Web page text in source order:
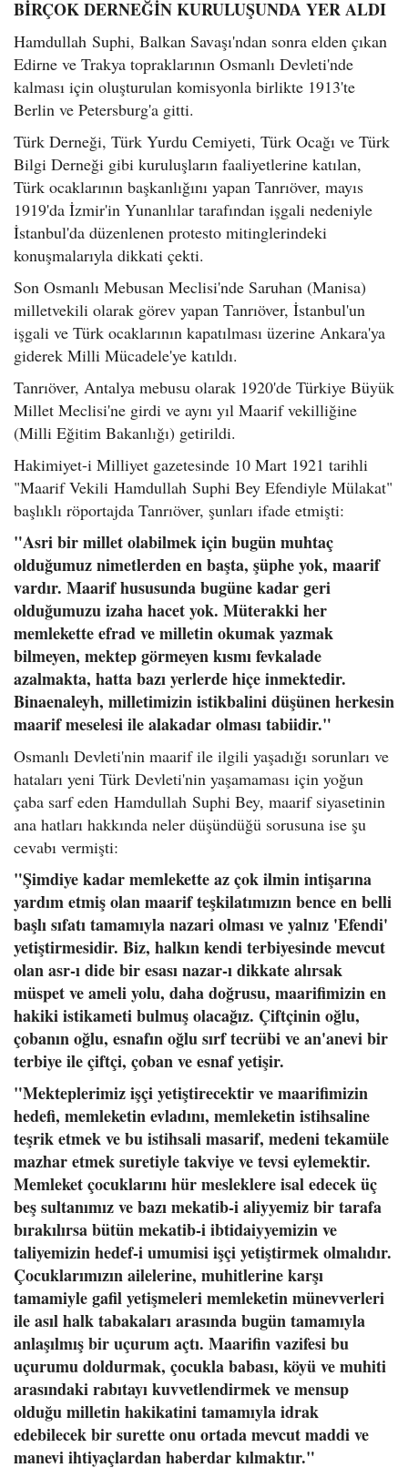
BİRÇOK DERNEĞİN KURULUŞUNDA YER ALDI
Hamdullah Suphi, Balkan Savaşı'ndan sonra elden çıkan
Edirne ve Trakya topraklarının Osmanlı Devleti'nde
kalması için oluşturulan komisyonla birlikte 1913'te
Berlin ve Petersburg'a gitti.
Türk Derneği, Türk Yurdu Cemiyeti, Türk Ocağı ve Türk
Bilgi Derneği gibi kuruluşların faaliyetlerine katılan,
Türk ocaklarının başkanlığını yapan Tanrıöver, mayıs
1919'da İzmir'in Yunanlılar tarafından işgali nedeniyle
İstanbul'da düzenlenen protesto mitinglerindeki
konuşmalarıyla dikkati çekti.
Son Osmanlı Mebusan Meclisi'nde Saruhan (Manisa)
milletvekili olarak görev yapan Tanrıöver, İstanbul'un
işgali ve Türk ocaklarının kapatılması üzerine Ankara'ya
giderek Milli Mücadele'ye katıldı.
Tanrıöver, Antalya mebusu olarak 1920'de Türkiye Büyük
Millet Meclisi'ne girdi ve aynı yıl Maarif vekilliğine
(Milli Eğitim Bakanlığı) getirildi.
Hakimiyet-i Milliyet gazetesinde 10 Mart 1921 tarihli
"Maarif Vekili Hamdullah Suphi Bey Efendiyle Mülakat"
başlıklı röportajda Tanrıöver, şunları ifade etmişti:
"Asri bir millet olabilmek için bugün muhtaç
olduğumuz nimetlerden en başta, şüphe yok, maarif
vardır. Maarif hususunda bugüne kadar geri
olduğumuzu izaha hacet yok. Müterakki her
memlekette efrad ve milletin okumak yazmak
bilmeyen, mektep görmeyen kısmı fevkalade
azalmakta, hatta bazı yerlerde hiçe inmektedir.
Binaenaleyh, milletimizin istikbalini düşünen herkesin
maarif meselesi ile alakadar olması tabiidir."
Osmanlı Devleti'nin maarif ile ilgili yaşadığı sorunları ve
hataları yeni Türk Devleti'nin yaşamaması için yoğun
çaba sarf eden Hamdullah Suphi Bey, maarif siyasetinin
ana hatları hakkında neler düşündüğü sorusuna ise şu
cevabı vermişti:
"Şimdiye kadar memlekette az çok ilmin intişarına
yardım etmiş olan maarif teşkilatımızın bence en belli
başlı sıfatı tamamıyla nazari olması ve yalnız 'Efendi'
yetiştirmesidir. Biz, halkın kendi terbiyesinde mevcut
olan asr-ı dide bir esası nazar-ı dikkate alırsak
müspet ve ameli yolu, daha doğrusu, maarifimizin en
hakiki istikameti bulmuş olacağız. Çiftçinin oğlu,
çobanın oğlu, esnafın oğlu sırf tecrübi ve an'anevi bir
terbiye ile çiftçi, çoban ve esnaf yetişir.
"Mekteplerimiz işçi yetiştirecektir ve maarifimizin
hedefi, memleketin evladını, memleketin istihsaline
teşrik etmek ve bu istihsali masarif, medeni tekamüle
mazhar etmek suretiyle takviye ve tevsi eylemektir.
Memleket çocuklarını hür mesleklere isal edecek üç
beş sultanımız ve bazı mekatib-i aliyyemiz bir tarafa
bırakılırsa bütün mekatib-i ibtidaiyyemizin ve
taliyemizin hedef-i umumisi işçi yetiştirmek olmalıdır.
Çocuklarımızın ailelerine, muhitlerine karşı
tamamiyle gafil yetişmeleri memleketin münevverleri
ile asıl halk tabakaları arasında bugün tamamıyla
anlaşılmış bir uçurum açtı. Maarifin vazifesi bu
uçurumu doldurmak, çocukla babası, köyü ve muhiti
arasındaki rabıtayı kuvvetlendirmek ve mensup
olduğu milletin hakikatini tamamıyla idrak
edebilecek bir surette onu ortada mevcut maddi ve
manevi ihtiyaçlardan haberdar kılmaktır."